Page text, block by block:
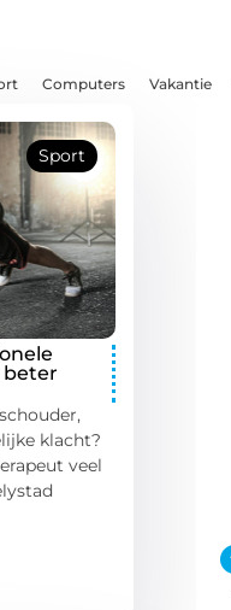
Computers Vakantie
Sport
beter
klacht?
veel